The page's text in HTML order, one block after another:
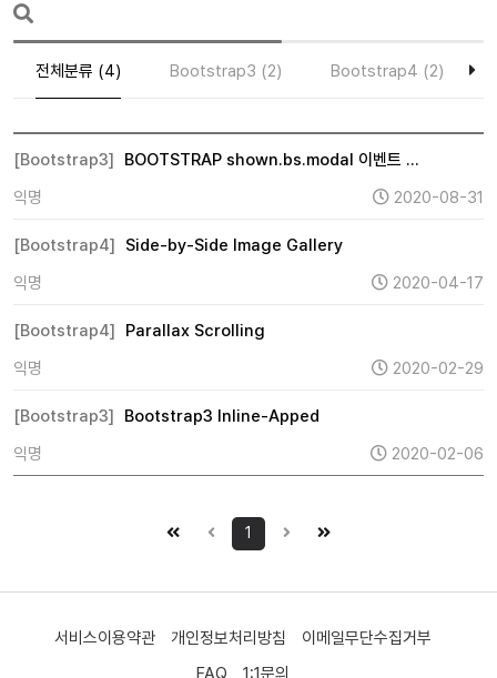
전체분류 (4) Bootstrap3 (2) Bootstrap4 (2)
[Bootstrap3]
BOOTSTRAP shown.bs.modal 이벤트 …
익명
2020-08-31
[Bootstrap4]
Side-by-Side Image Gallery
익명
2020-04-17
[Bootstrap4]
Parallax Scrolling
익명
2020-02-29
[Bootstrap3]
Bootstrap3 Inline-Apped
익명
2020-02-06
1
서비스이용약관 개인정보처리방침
이메일무단수집거부
FAQ
1:1문의